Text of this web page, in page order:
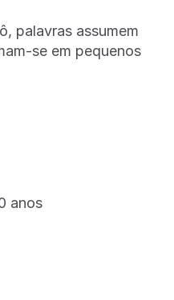
palavras assumem
se em pequenos
anos